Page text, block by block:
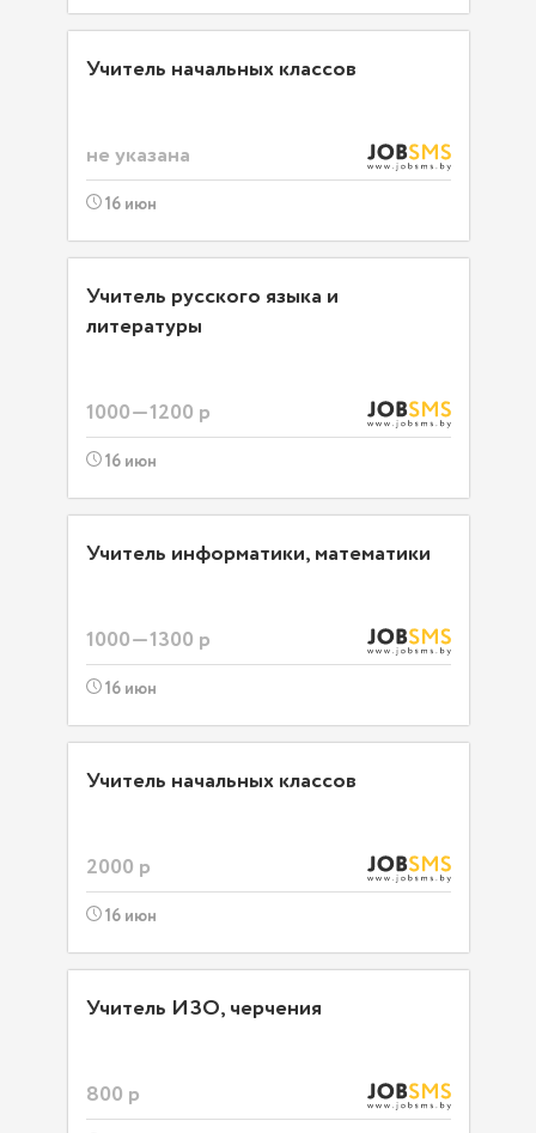
Учитель начальных классов
не указана
16 июн
Учитель русского языка и
литературы
1000—1200 р
16 июн
Учитель информатики, математики
1000—1300 р
16 июн
Учитель начальных классов
2000 р
16 июн
Учитель ИЗО, черчения
800 р